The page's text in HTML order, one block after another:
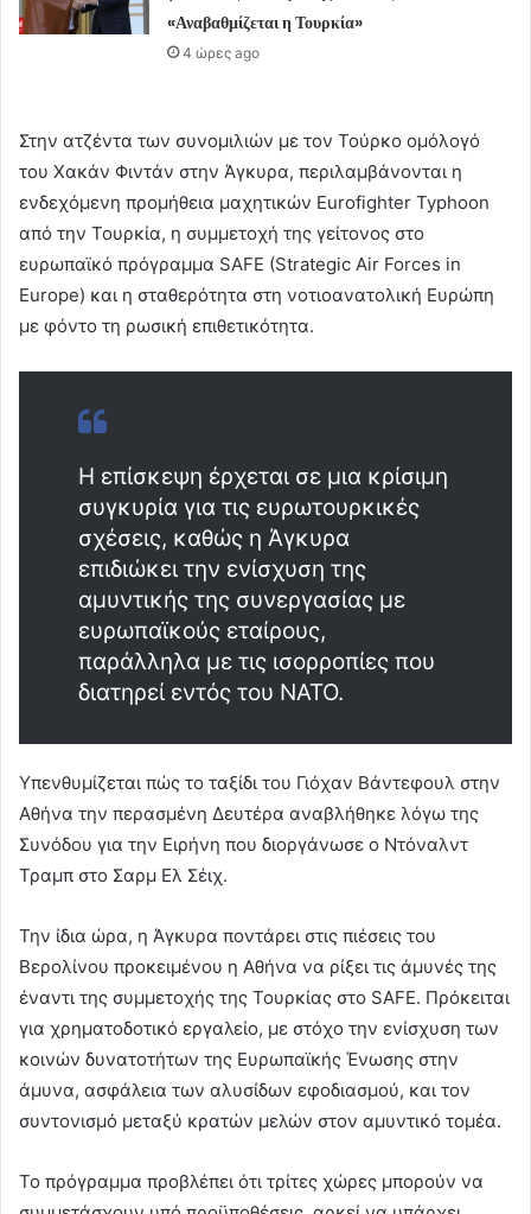
«Αναβαθμίζεται η Τουρκία»
4 ώρες ago
Στην ατζέντα των συνομιλιών με τον Τούρκο ομόλογό
του Χακάν Φιντάν στην Άγκυρα, περιλαμβάνονται η
ενδεχόμενη προμήθεια μαχητικών Eurofighter Typhoon
από την Τουρκία, η συμμετοχή της γείτονος στο
ευρωπαϊκό πρόγραμμα SAFE (Strategic Air Forces in
Europe) και η σταθερότητα στη νοτιοανατολική Ευρώπη
με φόντο τη ρωσική επιθετικότητα.
Η επίσκεψη έρχεται σε μια κρίσιμη
συγκυρία για τις ευρωτουρκικές
σχέσεις, καθώς η Άγκυρα
επιδιώκει την ενίσχυση της
αμυντικής της συνεργασίας με
ευρωπαϊκούς εταίρους,
παράλληλα με τις ισορροπίες που
διατηρεί εντός του ΝΑΤΟ.
Υπενθυμίζεται πώς το ταξίδι του Γιόχαν Βάντεφουλ στην
Αθήνα την περασμένη Δευτέρα αναβλήθηκε λόγω της
Συνόδου για την Ειρήνη που διοργάνωσε ο Ντόναλντ
Τραμπ στο Σαρμ Ελ Σέιχ.
Την ίδια ώρα, η Άγκυρα ποντάρει στις πιέσεις του
Βερολίνου προκειμένου η Αθήνα να ρίξει τις άμυνές της
έναντι της συμμετοχής της Τουρκίας στο SAFE. Πρόκειται
για χρηματοδοτικό εργαλείο, με στόχο την ενίσχυση των
κοινών δυνατοτήτων της Ευρωπαϊκής Ένωσης στην
άμυνα, ασφάλεια των αλυσίδων εφοδιασμού, και τον
συντονισμό μεταξύ κρατών μελών στον αμυντικό τομέα.
Το πρόγραμμα προβλέπει ότι τρίτες χώρες μπορούν να